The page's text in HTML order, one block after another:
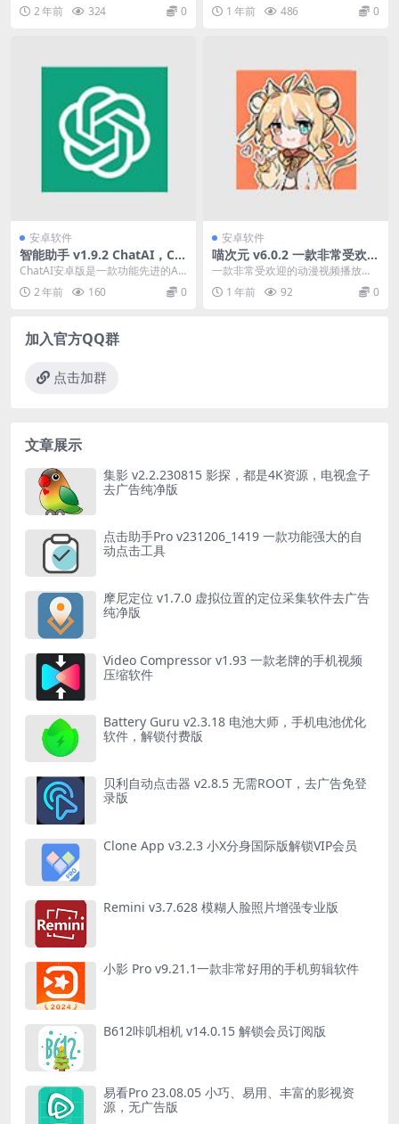
新最热门的影视剧集...
2 年前 324 0
热点，欢迎升级。Wi...
1 年前 486 0
安卓软件
智能助手 v1.9.2 ChatAI，Ch
atGPT智能助手，解锁高级版
ChatAI安卓版是一款功能先进的AI
人工智能聊天软件APP，“Chat AI”...
2 年前 160 0
安卓软件
喵次元 v6.0.2 一款非常受欢迎
的动漫视频播放平台
一款非常受欢迎的动漫视频播放平
台，这里的动漫资源非常的丰富，
覆盖的类型很全面，在...
1 年前 92 0
加入官方QQ群
点击加群
文章展示
集影 v2.2.230815 影探，都是4K资源，电视盒子
去广告纯净版
点击助手Pro v231206_1419 一款功能强大的自
动点击工具
摩尼定位 v1.7.0 虚拟位置的定位采集软件去广告
纯净版
Video Compressor v1.93 一款老牌的手机视频
压缩软件
Battery Guru v2.3.18 电池大师，手机电池优化
软件，解锁付费版
贝利自动点击器 v2.8.5 无需ROOT，去广告免登
录版
Clone App v3.2.3 小X分身国际版解锁VIP会员
Remini v3.7.628 模糊人脸照片增强专业版
小影 Pro v9.21.1一款非常好用的手机剪辑软件
B612咔叽相机 v14.0.15 解锁会员订阅版
易看Pro 23.08.05 小巧、易用、丰富的影视资
源，无广告版